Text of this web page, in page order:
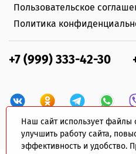
Наш сайт использует файлы
улучшить работу сайта,
эффективность и удобство.
Пользовательское
Политика
+7 (999) 333-42-30